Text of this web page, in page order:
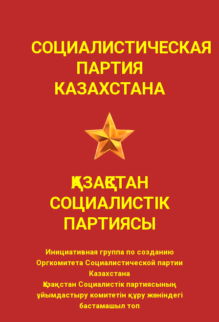
СОЦИАЛИСТИЧЕСКАЯ
ПАРТИЯ
КАЗАХСТАНА
ҚАЗАҚСТАН
СОЦИАЛИСТIК
ПАРТИЯСЫ
Инициативная группа по созданию
Оргкомитета Социалистической партии
Казахстана
Қазақстан Социалистік партиясының
ұйымдастыру комитетін құру жөніндегі
бастамашыл топ